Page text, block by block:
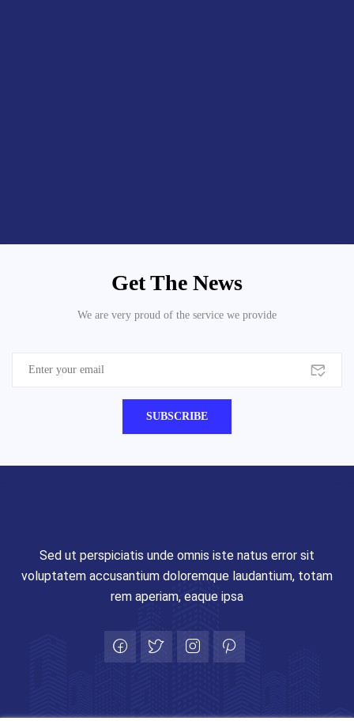
Get The News
We are very proud of the service we provide
Sed ut perspiciatis unde omnis iste natus error sit
voluptatem accusantium doloremque laudantium, totam
rem aperiam, eaque ipsa